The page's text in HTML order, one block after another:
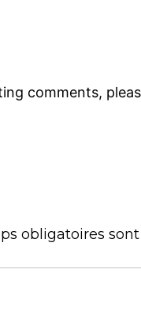
comments,
obligatoires